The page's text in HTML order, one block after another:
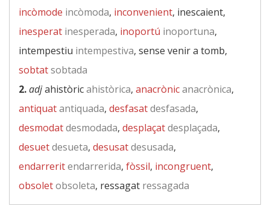
incòmode incòmoda, inconvenient, inescaient,
inesperat inesperada, inoportú inoportuna,
intempestiu intempestiva, sense venir a tomb,
sobtatsobtada
2.adjahistòricahistòrica, anacrònicanacrònica,
antiquatantiquada, desfasatdesfasada,
desmodatdesmodada, desplaçatdesplaçada,
desuetdesueta, desusatdesusada,
endarreritendarrerida, fòssil, incongruent,
obsoletobsoleta, ressagat ressagada